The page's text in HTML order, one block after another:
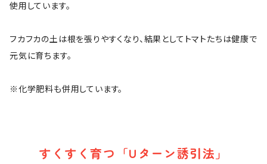
使用しています。
フカフカの土は根を張りやすくなり、結果としてトマトたちは健康で
元気に育ちます。
※化学肥料も併用しています。
すくすく育つ「Uターン誘引法」